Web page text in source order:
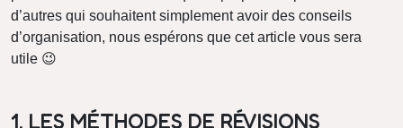
d’autres qui souhaitent simplement avoir des conseils
d’organisation, nous espérons que cet article vous sera
utile 😉
1. LES MÉTHODES DE RÉVISIONS